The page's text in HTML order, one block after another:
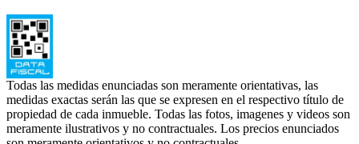
Todas las medidas enunciadas son meramente orientativas, las
medidas exactas serán las que se expresen en el respectivo título de
propiedad de cada inmueble. Todas las fotos, imagenes y videos son
meramente ilustrativos y no contractuales. Los precios enunciados